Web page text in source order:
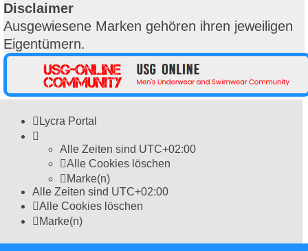
Disclaimer
Ausgewiesene Marken gehören ihren jeweiligen
Eigentümern.
Lycra Portal
Alle Zeiten sind UTC+02:00
Alle Cookies löschen
Marke(n)
Alle Zeiten sind UTC+02:00
Alle Cookies löschen
Marke(n)